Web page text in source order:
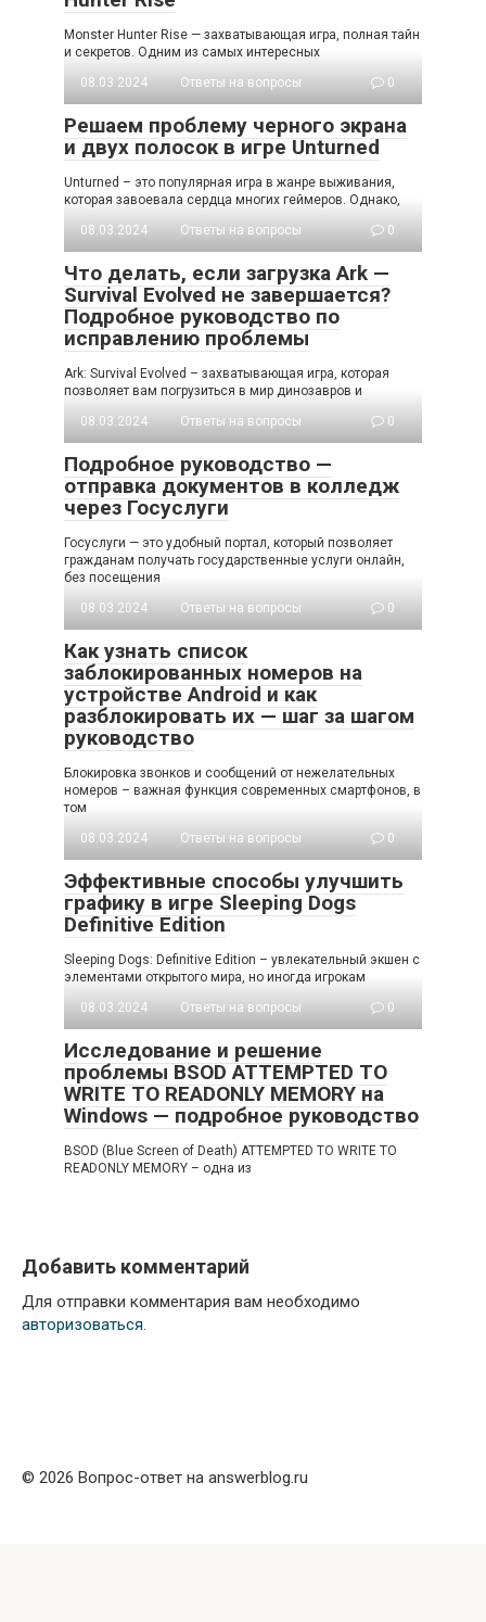
Monster Hunter Rise — захватывающая игра, полная тайн
и секретов. Одним из самых интересных
08.03.2024
Ответы на вопросы 0
Решаем проблему черного экрана
и двух полосок в игре Unturned
Unturned – это популярная игра в жанре выживания,
которая завоевала сердца многих геймеров. Однако,
08.03.2024
Ответы на вопросы 0
Что делать, если загрузка Ark —
Survival Evolved не завершается?
Подробное руководство по
исправлению проблемы
Ark: Survival Evolved – захватывающая игра, которая
позволяет вам погрузиться в мир динозавров и
08.03.2024
Ответы на вопросы 0
Подробное руководство —
отправка документов в колледж
через Госуслуги
Госуслуги — это удобный портал, который позволяет
гражданам получать государственные услуги онлайн,
без посещения
08.03.2024
Ответы на вопросы 0
Как узнать список
заблокированных номеров на
устройстве Android и как
разблокировать их — шаг за шагом
руководство
Блокировка звонков и сообщений от нежелательных
номеров – важная функция современных смартфонов, в
том
08.03.2024
Ответы на вопросы 0
Эффективные способы улучшить
графику в игре Sleeping Dogs
Definitive Edition
Sleeping Dogs: Definitive Edition – увлекательный экшен с
элементами открытого мира, но иногда игрокам
08.03.2024
Ответы на вопросы 0
Исследование и решение
проблемы BSOD ATTEMPTED TO
WRITE TO READONLY MEMORY на
Windows — подробное руководство
BSOD (Blue Screen of Death) ATTEMPTED TO WRITE TO
READONLY MEMORY – одна из
Добавить комментарий
Для отправки комментария вам необходимо
авторизоваться.
© 2026 Вопрос-ответ на answerblog.ru